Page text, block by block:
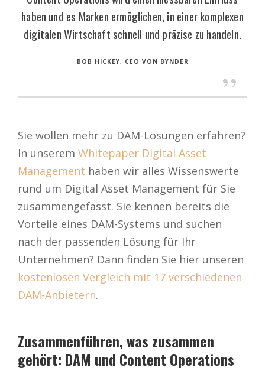
haben und es Marken ermöglichen, in einer komplexen
digitalen Wirtschaft schnell und präzise zu handeln.
BOB HICKEY, CEO VON BYNDER
Sie wollen mehr zu DAM-Lösungen erfahren?
In unserem Whitepaper Digital Asset
Management haben wir alles Wissenswerte
rund um Digital Asset Management für Sie
zusammengefasst. Sie kennen bereits die
Vorteile eines DAM-Systems und suchen
nach der passenden Lösung für Ihr
Unternehmen? Dann finden Sie hier unseren
kostenlosen Vergleich mit 17 verschiedenen
DAM-Anbietern.
Zusammenführen, was zusammen
gehört: DAM und Content Operations